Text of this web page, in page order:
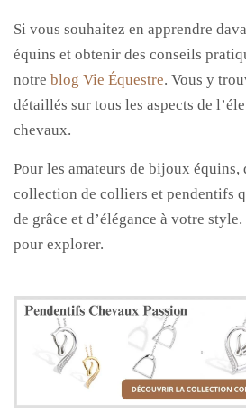
Si vous souhaitez en apprendre
équins et obtenir des conseils
notre blog Vie Équestre. Vous y
détaillés sur tous les aspects de
chevaux.
Pour les amateurs de bijoux équins,
collection de colliers et pendentifs
de grâce et d’élégance à votre
pour explorer.